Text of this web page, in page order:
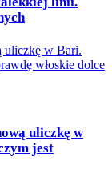
uliczkę w
jest